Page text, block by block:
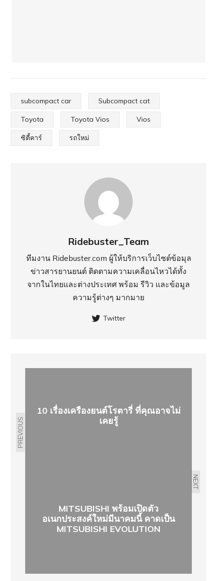
subcompact car Subcompact cat
Toyota Toyota Vios Vios
ซิตี้คาร์ รถใหม่
Ridebuster_Team
ทีมงาน Ridebuster.com ผู้ให้บริการเว็บไซต์ข้อมุล
ข่าวสารยานยนต์ ติดตามความเคลื่อนไหวได้ทั้ง
จากในไทยและต่างประเทศ พร้อม รีวิว และข้อมูล
ความรู้ต่างๆ มากมาย
Twitter
PREVIOUS
10 เรื่องเครืองยนต์โรตารี่ ที่คุณอาจไม่
เคยรู้
NEXT
MITSUBISHI พร้อมเปิดตัว
อเนกประสงค์ใหม่มีนาคมนี้ คาดเป็น
MITSUBISHI EVOLUTION